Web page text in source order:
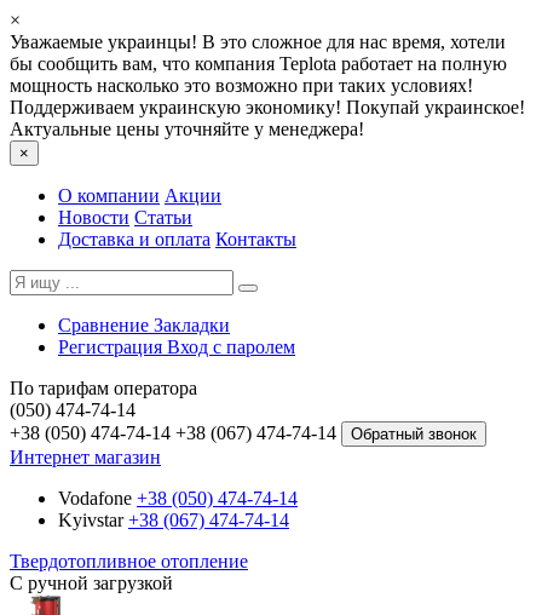
×
Уважаемые украинцы! В это сложное для нас время, хотели
бы сообщить вам, что компания Teplota работает на полную
мощность насколько это возможно при таких условиях!
Поддерживаем украинскую экономику! Покупай украинское!
Актуальные цены уточняйте у менеджера!
×
О компании Акции
Новости Статьи
Доставка и оплата Контакты
Сравнение Закладки
Регистрация Вход с паролем
По тарифам оператора
(050) 474-74-14
+38 (050) 474-74-14 +38 (067) 474-74-14 Обратный звонок
Интернет магазин
Vodafone +38 (050) 474-74-14
Kyivstar +38 (067) 474-74-14
Твердотопливное отопление
С ручной загрузкой